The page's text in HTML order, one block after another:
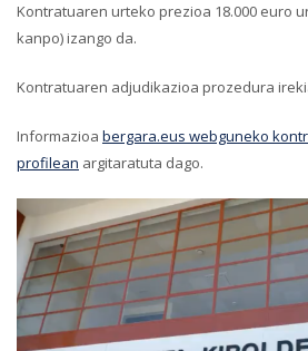
Kontratuaren urteko prezioa 18.000 euro
kanpo) izango da.
Kontratuaren adjudikazioa prozedura
Informazioa bergara.eus webguneko
profilean argitaratuta dago.